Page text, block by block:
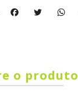
FacebookTwitter
o produto